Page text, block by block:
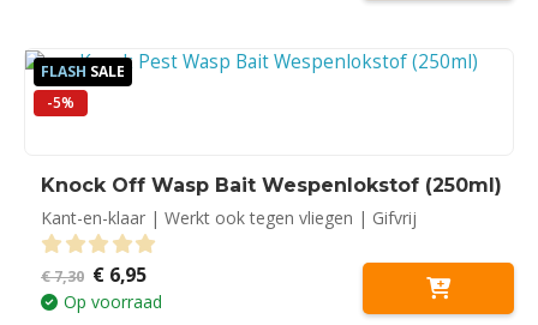
FLASH SALE
-5%
Knock Off Wasp Bait Wespenlokstof (250ml)
Kant-en-klaar | Werkt ook tegen vliegen | Gifvrij
0out of 5
€7,30 Oorspronkelijke
prijs
was:
€6,95Huidige
prijs
is:
Op voorraad